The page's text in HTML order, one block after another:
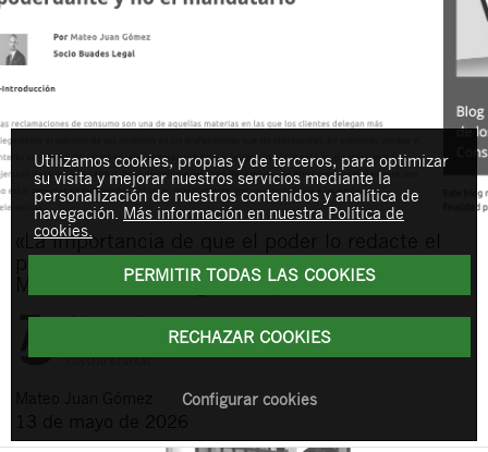
«La importancia de que el poder lo redacte el
poderdante y no el mandatario», un artículo de
Mateo Juan en Abogacía Española
13 de mayo de 2026
Utilizamos cookies, propias y de terceros, para optimizar
su visita y mejorar nuestros servicios mediante la
personalización de nuestros contenidos y analítica de
navegación. Más información en nuestra Política de
cookies.
PERMITIR TODAS LAS COOKIES
RECHAZAR COOKIES
Configurar cookies